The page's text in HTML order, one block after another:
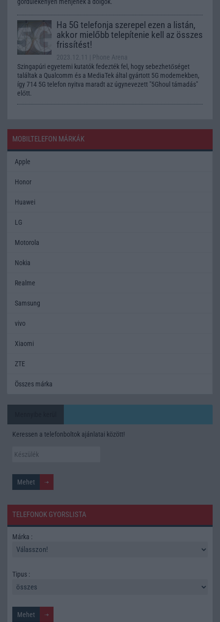
Ha 5G telefonja szerepel ezen a listán,
akkor mielőbb telepítenie kell az összes
frissítést!
2023.12.11
| Phone Arena
Szingapúri egyetemi kutatók fedezték fel, hogy sebezhetőséget
találtak a Qualcomm és a MediaTek által gyártott 5G modemekben,
így 714 5G telefon nyitva maradt az úgynevezett "5Ghoul támadás"
előtt.
MOBILTELEFON MÁRKÁK
Apple
Honor
Huawei
LG
Motorola
Nokia
Realme
Samsung
vivo
Xiaomi
ZTE
Összes márka
Keressen a telefonboltok ajánlatai között!
TELEFONOK GYORSLISTA
Márka :
Tipus :